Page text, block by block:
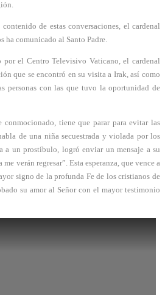
de estas conversaciones, el cardenal
ha comunicado al Santo Padre.
el Centro Televisivo Vaticano, el cardenal
que se encontró en su visita a Irak, así como
personas con las que tuvo la oportunidad de
tiene que parar para evitar las
de una niña secuestrada y violada por los
a un prostíbulo, logró enviar un mensaje a su
verán regresar”. Esta esperanza, que vence a
signo de la profunda Fe de los cristianos de
su amor al Señor con el mayor testimonio